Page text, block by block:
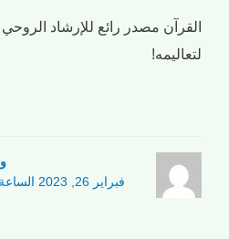
القرآن مصدر رائع للإرشاد
لتعاليمه!
فبراير 26, 2023 الساعة 8:40 ص